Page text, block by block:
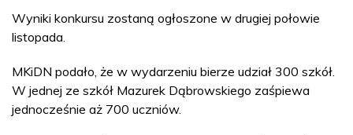
Wyniki konkursu zostaną ogłoszone w drugiej połowie
listopada.
MKiDN podało, że w wydarzeniu bierze udział 300 szkół.
W jednej ze szkół Mazurek Dąbrowskiego zaśpiewa
jednocześnie aż 700 uczniów.